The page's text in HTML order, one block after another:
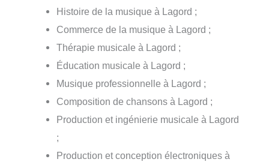
Histoire de la musique à Lagord ;
Commerce de la musique à Lagord ;
Thérapie musicale à Lagord ;
Éducation musicale à Lagord ;
Musique professionnelle à Lagord ;
Composition de chansons à Lagord ;
Production et ingénierie musicale à Lagord
;
Production et conception électroniques à